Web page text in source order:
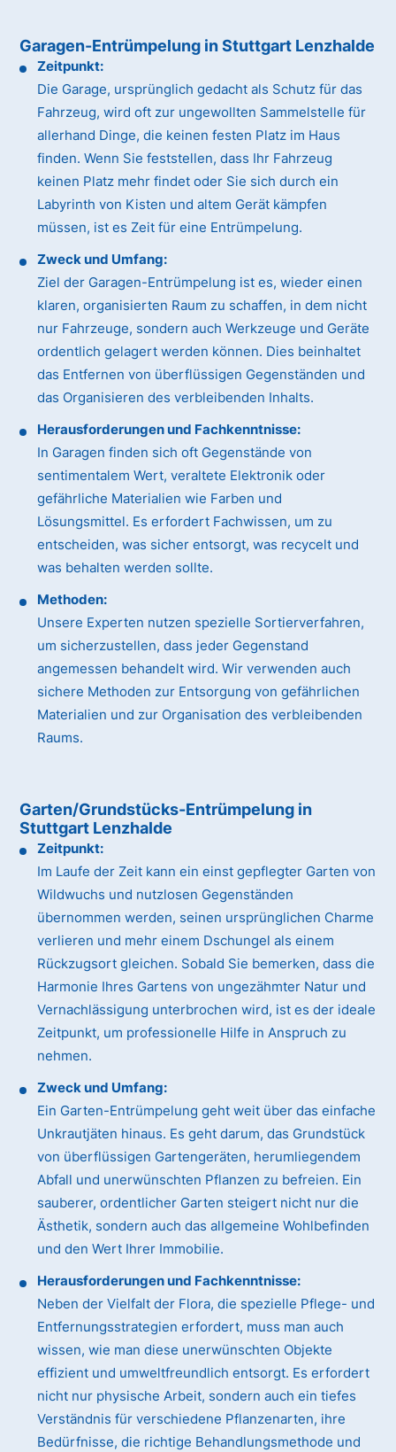
Garagen-Entrümpelung in Stuttgart Lenzhalde
Zeitpunkt:
Die Garage, ursprünglich gedacht als Schutz für das
Fahrzeug, wird oft zur ungewollten Sammelstelle für
allerhand Dinge, die keinen festen Platz im Haus
finden. Wenn Sie feststellen, dass Ihr Fahrzeug
keinen Platz mehr findet oder Sie sich durch ein
Labyrinth von Kisten und altem Gerät kämpfen
müssen, ist es Zeit für eine Entrümpelung.
Zweck und Umfang:
Ziel der Garagen-Entrümpelung ist es, wieder einen
klaren, organisierten Raum zu schaffen, in dem nicht
nur Fahrzeuge, sondern auch Werkzeuge und Geräte
ordentlich gelagert werden können. Dies beinhaltet
das Entfernen von überflüssigen Gegenständen und
das Organisieren des verbleibenden Inhalts.
Herausforderungen und Fachkenntnisse:
In Garagen finden sich oft Gegenstände von
sentimentalem Wert, veraltete Elektronik oder
gefährliche Materialien wie Farben und
Lösungsmittel. Es erfordert Fachwissen, um zu
entscheiden, was sicher entsorgt, was recycelt und
was behalten werden sollte.
Methoden:
Unsere Experten nutzen spezielle Sortierverfahren,
um sicherzustellen, dass jeder Gegenstand
angemessen behandelt wird. Wir verwenden auch
sichere Methoden zur Entsorgung von gefährlichen
Materialien und zur Organisation des verbleibenden
Raums.
Garten/Grundstücks-Entrümpelung in
Stuttgart Lenzhalde
Zeitpunkt:
Im Laufe der Zeit kann ein einst gepflegter Garten von
Wildwuchs und nutzlosen Gegenständen
übernommen werden, seinen ursprünglichen Charme
verlieren und mehr einem Dschungel als einem
Rückzugsort gleichen. Sobald Sie bemerken, dass die
Harmonie Ihres Gartens von ungezähmter Natur und
Vernachlässigung unterbrochen wird, ist es der ideale
Zeitpunkt, um professionelle Hilfe in Anspruch zu
nehmen.
Zweck und Umfang:
Ein Garten-Entrümpelung geht weit über das einfache
Unkrautjäten hinaus. Es geht darum, das Grundstück
von überflüssigen Gartengeräten, herumliegendem
Abfall und unerwünschten Pflanzen zu befreien. Ein
sauberer, ordentlicher Garten steigert nicht nur die
Ästhetik, sondern auch das allgemeine Wohlbefinden
und den Wert Ihrer Immobilie.
Herausforderungen und Fachkenntnisse:
Neben der Vielfalt der Flora, die spezielle Pflege- und
Entfernungsstrategien erfordert, muss man auch
wissen, wie man diese unerwünschten Objekte
effizient und umweltfreundlich entsorgt. Es erfordert
nicht nur physische Arbeit, sondern auch ein tiefes
Verständnis für verschiedene Pflanzenarten, ihre
Bedürfnisse, die richtige Behandlungsmethode und